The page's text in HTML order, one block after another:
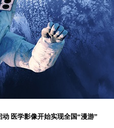
医学影像开始实现全国“漫游”